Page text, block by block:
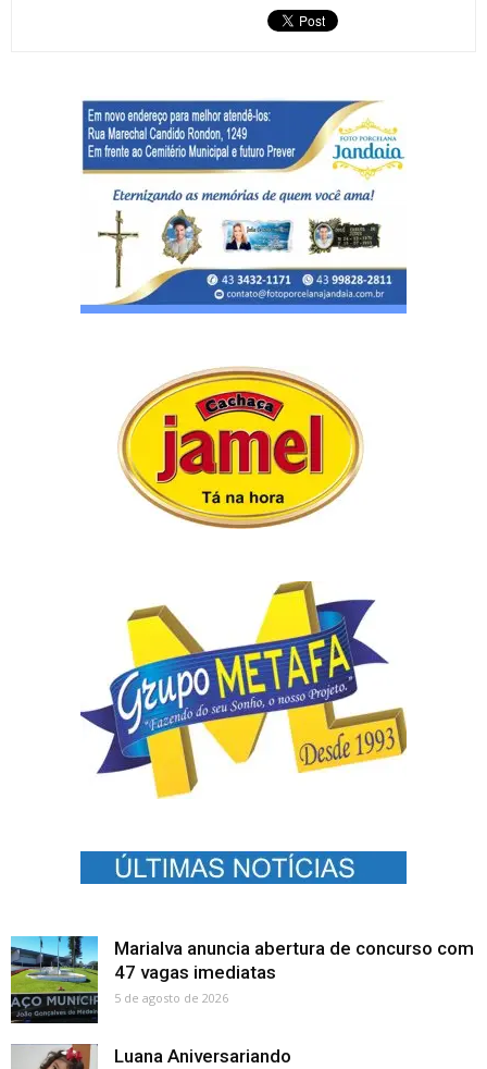
Marialva anuncia abertura de concurso com
47 vagas imediatas
5 de agosto de 2026
Luana Aniversariando